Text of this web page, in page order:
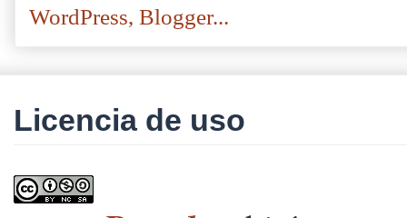
Licencia de uso